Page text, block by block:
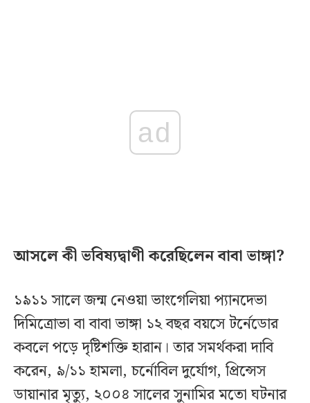
ad
আসলে কী ভবিষ্যদ্বাণী করেছিলেন বাবা ভাঙ্গা?
১৯১১ সালে জন্ম নেওয়া ভাংগেলিয়া প্যানদেভা
দিমিত্রোভা বা বাবা ভাঙ্গা ১২ বছর বয়সে টর্নেডোর
কবলে পড়ে দৃষ্টিশক্তি হারান। তার সমর্থকরা দাবি
করেন, ৯/১১ হামলা, চর্নোবিল দুর্যোগ, প্রিন্সেস
ডায়ানার মৃত্যু, ২০০৪ সালের সুনামির মতো ঘটনার